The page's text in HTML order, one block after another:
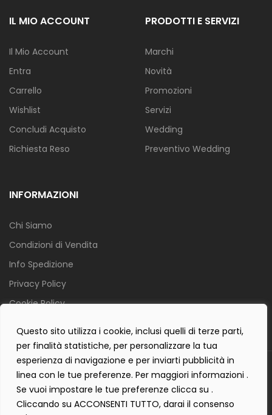
Questo sito utilizza i cookie, inclusi quelli di terze parti,
per finalità statistiche, per personalizzare la tua
esperienza di navigazione e per inviarti pubblicità in
linea con le tue preferenze. Per maggiori informazioni .
Se vuoi impostare le tue preferenze clicca su .
Cliccando su ACCONSENTI TUTTO, darai il consenso
IL MIO ACCOUNT
Il Mio Account
Entra
Carrello
Wishlist
Concludi Acquisto
Richiesta Reso
PRODOTTI E SERVIZI
Marchi
Novità
Promozioni
Servizi
Wedding
Preventivo Wedding
INFORMAZIONI
Chi Siamo
Condizioni di Vendita
Info Spedizione
Privacy Policy
Cookie Policy
Copyright 2019 © Tecnostudio di Martellini Nicoletta
Powered with